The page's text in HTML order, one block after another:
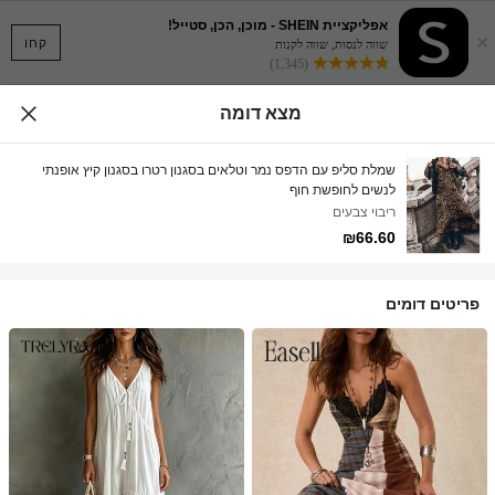
קחו ×
אפליקציית SHEIN - מוכן, הכן, סטייל!
שווה לנסות, שווה לקנות
(1,345)
מצא דומה
שמלת סליפ עם הדפס נמר וטלאים בסגנון רטרו בסגנון קיץ אופנתי
לנשים לחופשת חוף
ריבוי צבעים
₪66.60
פריטים דומים